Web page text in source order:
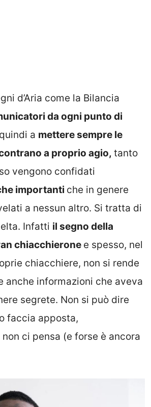
d’Aria come la Bilancia
da ogni punto di
a mettere sempre le
a proprio agio, tanto
vengono confidati
importanti che in genere
a nessun altro. Si tratta di
Infatti il segno della
chiacchierone e spesso, nel
chiacchiere, non si rende
anche informazioni che aveva
segrete. Non si può dire
faccia apposta,
ci pensa (e forse è ancora